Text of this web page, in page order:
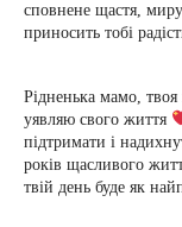
сповнене щастя, миру
приносить тобі
Рідненька мамо, твоя
уявляю свого життя
підтримати і
років щасливого
твій день буде як